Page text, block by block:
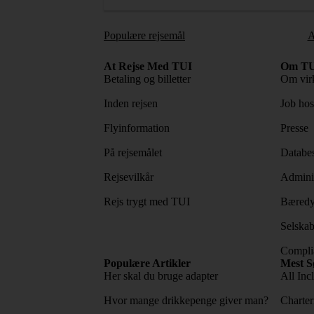
Populære rejsemål
At Rejse Med TUI
Betaling og billetter
Inden rejsen
Flyinformation
På rejsemålet
Rejsevilkår
Rejs trygt med TUI
Om
Om
Job
Presse
Populære Artikler
Her skal du bruge adapter
Hvor mange drikkepenge giver man?
Mest
All